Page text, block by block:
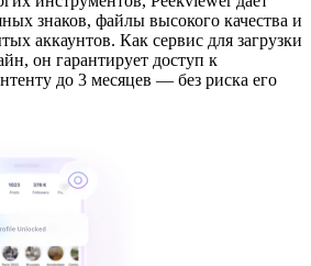
знаков, файлы высокого качества и
аккаунтов. Как сервис для загрузки
он гарантирует доступ к
до 3 месяцев — без риска его